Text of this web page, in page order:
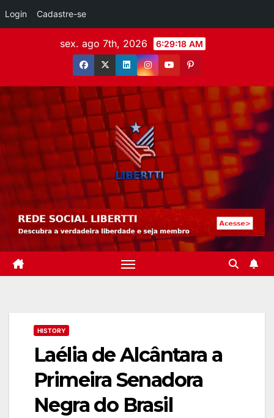
Login Cadastre-se
sex. ago 7th, 2026 6:29:20 AM
HISTORY
Laélia de Alcântara a
Primeira Senadora
Negra do Brasil